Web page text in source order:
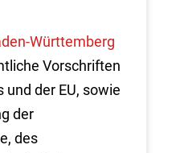
Württemberg
Vorschriften
und der EU, sowie
der
des